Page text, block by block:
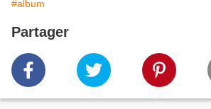
#album
Partager